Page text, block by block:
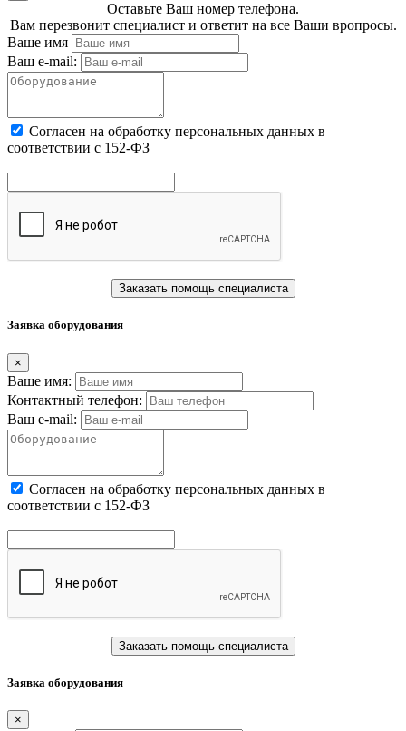
Оставьте Ваш номер телефона.
Вам перезвонит специалист и ответит на все Ваши вропросы.
Ваше имя
Ваш e-mail:
Cогласен на обработку персональных данных в
соответствии с 152-ФЗ
Заказать помощь специалиста
Заявка оборудования
×
Ваше имя:
Контактный телефон:
Ваш e-mail:
Cогласен на обработку персональных данных в
соответствии с 152-ФЗ
Заказать помощь специалиста
Заявка оборудования
×